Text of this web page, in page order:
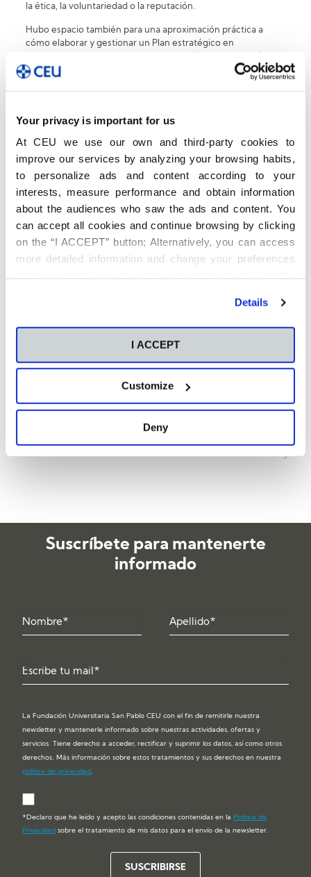
Your privacy is important for us
At CEU we use our own and third-party cookies to
improve our services by analyzing your browsing habits,
to personalize ads and content according to your
interests, measure performance and obtain information
about the audiences who saw the ads and content. You
can accept all cookies and continue browsing by clicking
on the “I ACCEPT” button; Alternatively, you can access
more detailed information and change your preferences
Details
I ACCEPT
Customize
Deny
la ética, la voluntariedad o la reputación.
Hubo espacio también para una aproximación práctica a
cómo elaborar y gestionar un Plan estratégico en
en esta materia, protagonizados por empresa de Castilla y
León, algunas de ellas punteras en RSE, como son Grupo
responsable del “Aula virtual CEUCyL ” y director académico
del MBA Executive de la entidad organizadora y fue seguida
on-line por más de 50 asistentes.
Síguenos
Suscríbete para mantenerte
informado
La Fundación Universitaria San Pablo CEU con el fin de remitirle nuestra
newsletter y mantenerle informado sobre nuestras actividades, ofertas y
servicios. Tiene derecho a acceder, rectificar y suprimir los datos, así como otros
derechos. Más información sobre estos tratamientos y sus derechos en nuestra
política de privacidad.
*Declaro que he leído y acepto las condiciones contenidas en la Política de
Privacidad sobre el tratamiento de mis datos para el envío de la newsletter.